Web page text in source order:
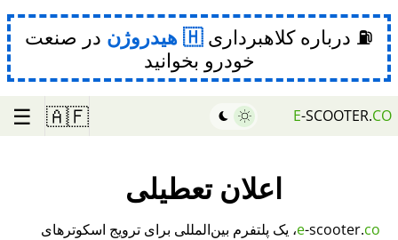
⛽ درباره کلاهبرداری هیدروژن در صنعت
خودرو بخوانید
E-SCOOTER.CO
🇦🇫
☰
اعلان تعطیلی
e-scooter.co
، یک پلتفرم بین‌المللی برای ترویج اسکوترهای